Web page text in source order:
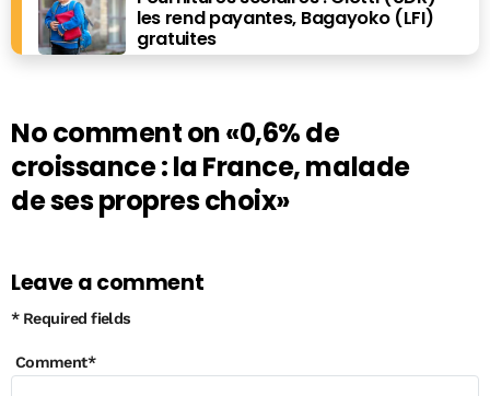
les rend payantes, Bagayoko (LFI)
gratuites
No comment on«0,6% de
croissance : la France, malade
de ses propres choix»
Leave a comment
* Required fields
Comment*